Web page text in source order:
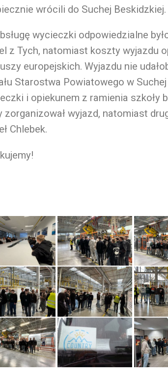
wrócili do Suchej Beskidzkiej.
wycieczki odpowiedzialne
z Tych, natomiast koszty wyjazdu
europejskich. Wyjazdu nie
Starostwa Powiatowego w
i opiekunem z ramienia szkoły
zorganizował wyjazd, natomiast
Chlebek.